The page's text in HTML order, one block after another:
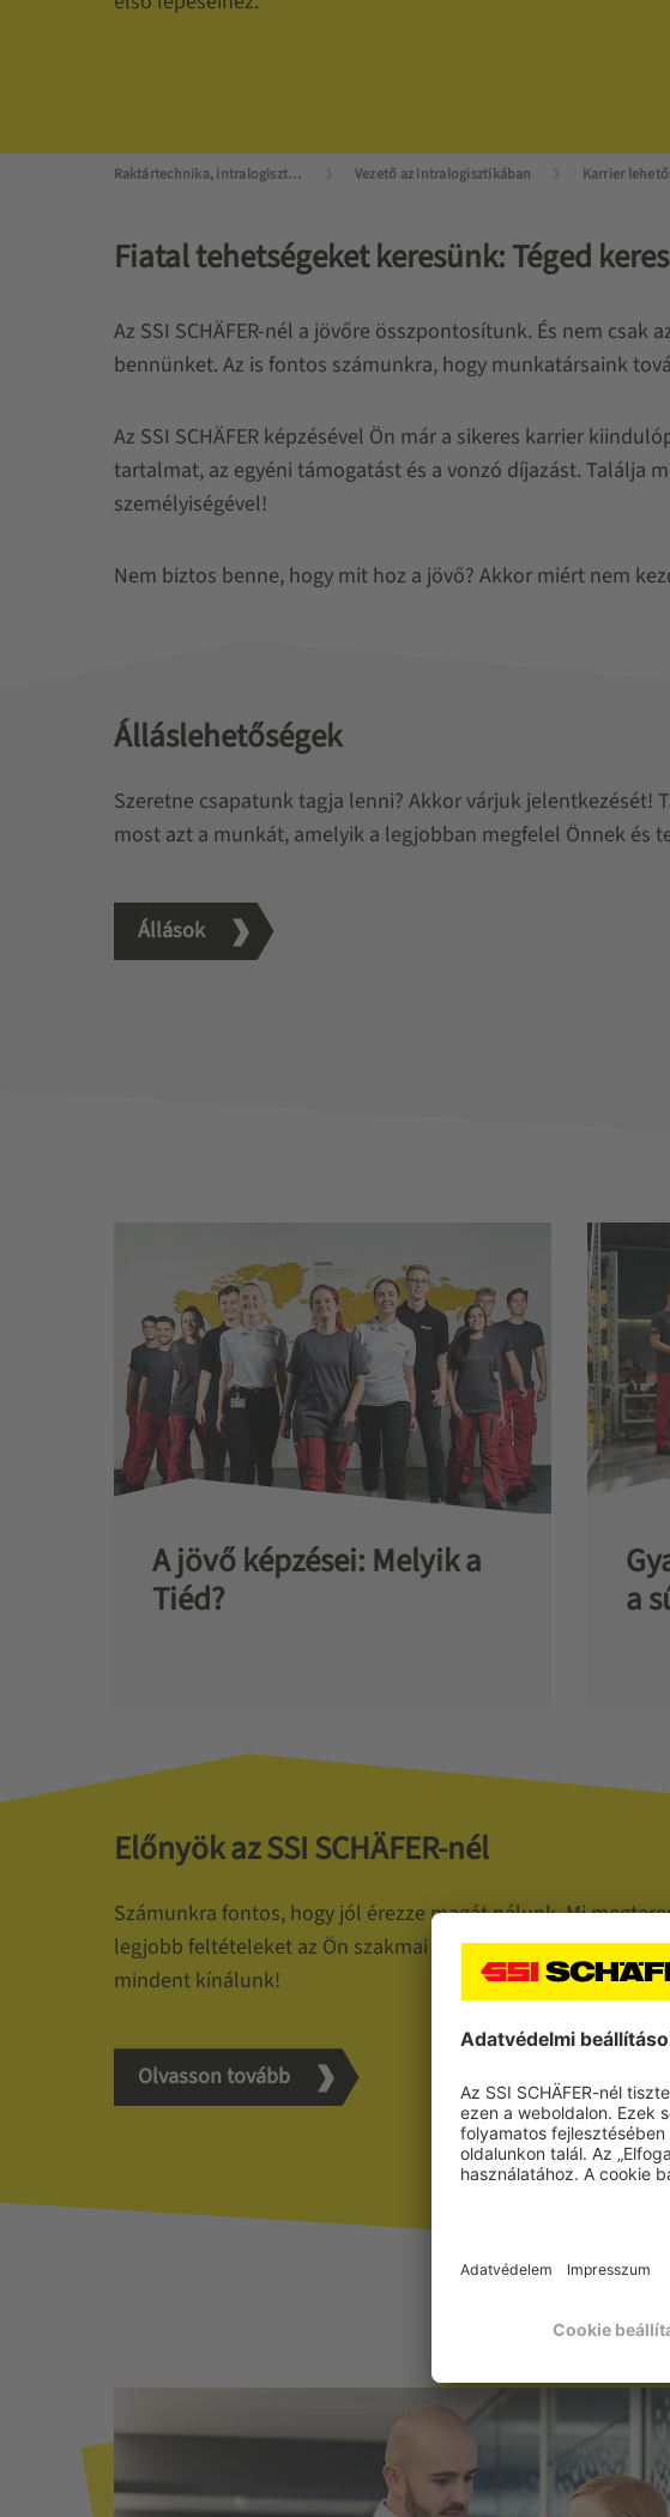
Raktártechnika, intralogisztika mesterfokon Vezető az intralogisztikában Karrier
Fiatal tehetségeket keresünk: Téged
Az SSI SCHÄFER-nél a jövőre összpontosítunk. És nem
bennünket. Az is fontos számunkra, hogy munkatársaink
Az SSI SCHÄFER képzésével Ön már a sikeres karrier
tartalmat, az egyéni támogatást és a vonzó díjazást. Találja
személyiségével!
Nem biztos benne, hogy mit hoz a jövő? Akkor miért nem
Álláslehetőségek
Szeretne csapatunk tagja lenni? Akkor várjuk jelentkezését!
most azt a munkát, amelyik a legjobban megfelel Önnek és
Állások
A jövő képzései: Melyik a
Tiéd?
a
Előnyök az SSI SCHÄFER-nél
Számunkra fontos, hogy jól érezze magát nálunk. Mi
legjobb feltételeket az Ön szakmai fejlődéséhez – és ezen
mindent kínálunk!
Olvasson tovább